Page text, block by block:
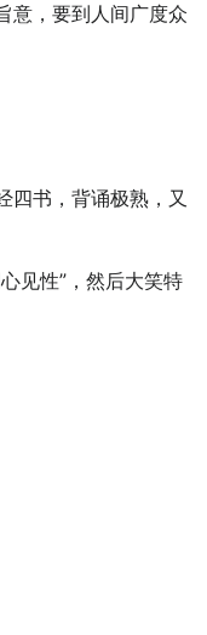
意，要到人间广度众
四书，背诵极熟，又
见性”，然后大笑特